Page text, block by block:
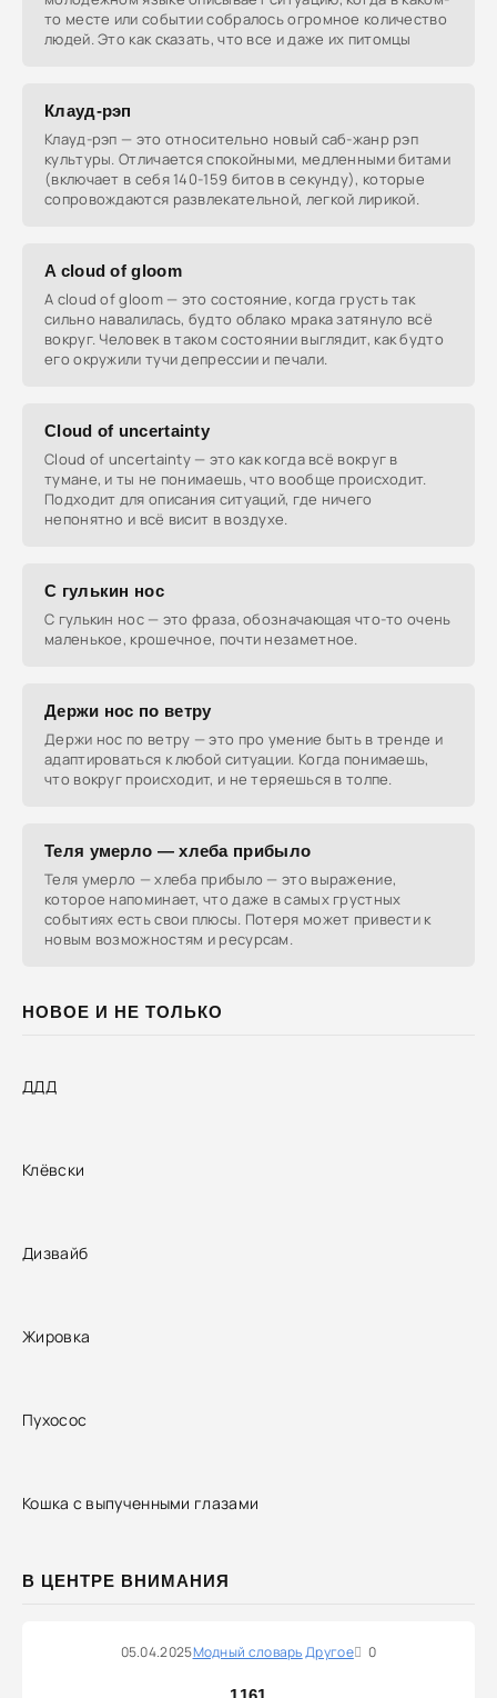
НОВОЕ И НЕ ТОЛЬКО
ДДД
Клёвски
Дизвайб
Жировка
Пухосос
Кошка с выпученными глазами
В ЦЕНТРЕ ВНИМАНИЯ
05.04.2025Модный словарьДругое 0
то месте или событии собралось огромное количество
людей. Это как сказать, что все и даже их питомцы
Клауд-рэп
Клауд-рэп — это относительно новый саб-жанр рэп
культуры. Отличается спокойными, медленными битами
(включает в себя 140-159 битов в секунду), которые
сопровождаются развлекательной, легкой лирикой.
A cloud of gloom
A cloud of gloom — это состояние, когда грусть так
сильно навалилась, будто облако мрака затянуло всё
вокруг. Человек в таком состоянии выглядит, как будто
его окружили тучи депрессии и печали.
Cloud of uncertainty
Cloud of uncertainty — это как когда всё вокруг в
тумане, и ты не понимаешь, что вообще происходит.
Подходит для описания ситуаций, где ничего
непонятно и всё висит в воздухе.
С гулькин нос
С гулькин нос — это фраза, обозначающая что-то очень
маленькое, крошечное, почти незаметное.
Держи нос по ветру
Держи нос по ветру — это про умение быть в тренде и
адаптироваться к любой ситуации. Когда понимаешь,
что вокруг происходит, и не теряешься в толпе.
Теля умерло — хлеба прибыло
Теля умерло — хлеба прибыло — это выражение,
которое напоминает, что даже в самых грустных
событиях есть свои плюсы. Потеря может привести к
новым возможностям и ресурсам.